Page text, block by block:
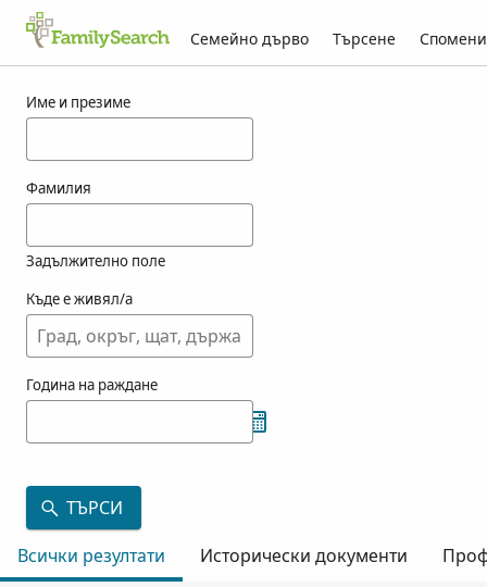
Семейно дърво Търсене Спомени
Име и презиме
Фамилия
Задължително поле
Къде е живял/а
Година на раждане
ТЪРСИ
Всички резултати
Исторически документи